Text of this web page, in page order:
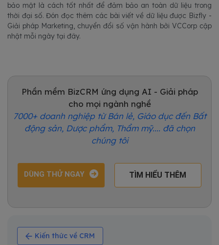
bảo mật là cách tốt nhất để đảm bảo an toàn dữ liệu trong
thời đại số. Đón đọc thêm các bài viết về dữ liệu được Bizfly -
Giải pháp Marketing, chuyển đổi số vận hành bởi VCCorp cập
nhật mỗi ngày tại đây.
Phần mềm BizCRM ứng dụng AI - Giải pháp
cho mọi ngành nghề
7000+ doanh nghiệp từ Bán lẻ, Giáo dục đến Bất
động sản, Dược phẩm, Thẩm mỹ.... đã chọn
chúng tôi
DÙNG THỬ NGAY TÌM HIỂU THÊM
Kiến thức về CRM